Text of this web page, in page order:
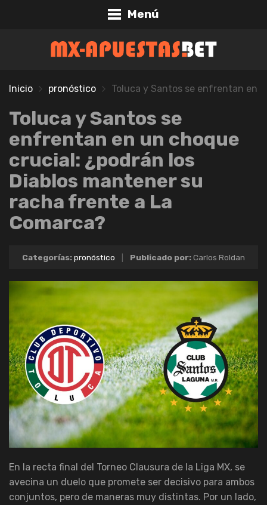
Menú
Inicio pronóstico Toluca y Santos se enfrentan en
Toluca y Santos se
enfrentan en un choque
crucial: ¿podrán los
Diablos mantener su
racha frente a La
Comarca?
Categorías:pronóstico Publicado por:Carlos Roldan
En la recta final del Torneo Clausura de la Liga MX, se
avecina un duelo que promete ser decisivo para ambos
conjuntos, pero de maneras muy distintas. Por un lado,